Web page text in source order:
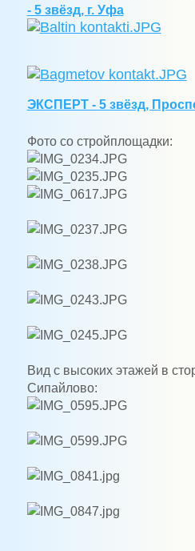
- 5 звёзд, г. Уфа
ЭКСПЕРТ - 5 звёзд,
Фото со стройплощадки:
Вид с высоких этажей в
Сипайлово: